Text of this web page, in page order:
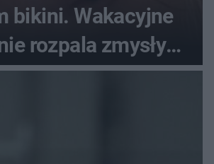
bikini. Wakacyjne
rozpala zmysły
fanów